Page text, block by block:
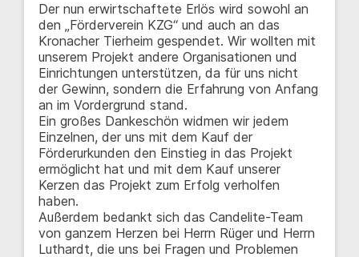
Der nun erwirtschaftete Erlös wird sowohl an
den „Förderverein KZG“ und auch an das
Kronacher Tierheim gespendet. Wir wollten mit
unserem Projekt andere Organisationen und
Einrichtungen unterstützen, da für uns nicht
der Gewinn, sondern die Erfahrung von Anfang
an im Vordergrund stand.
Ein großes Dankeschön widmen wir jedem
Einzelnen, der uns mit dem Kauf der
Förderurkunden den Einstieg in das Projekt
ermöglicht hat und mit dem Kauf unserer
Kerzen das Projekt zum Erfolg verholfen
haben.
Außerdem bedankt sich das Candelite-Team
von ganzem Herzen bei Herrn Rüger und Herrn
Luthardt, die uns bei Fragen und Problemen